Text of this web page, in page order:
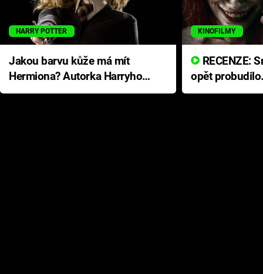
HARRY POTTER
Jakou barvu kůže má mít
Hermiona? Autorka Harryho
Pottera přišla s ráznou
KINOFILMY
opět
přichází s